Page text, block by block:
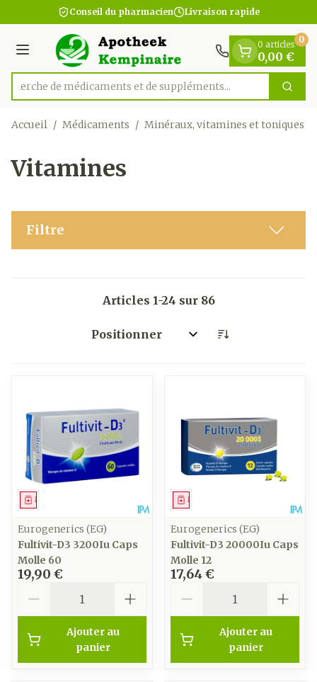
Aller au contenu
1 de 1
Conseil du pharmacien Livraison rapide
Menu
Rechercherde médicaments et de suppléments...
0 articles
0,00 €
0
Accueil / Médicaments / Minéraux, vitamines et toniques
Vitamines
Filtre
Articles 1-24 sur 86
Trier par:
Médicament
Eurogenerics (EG)
Fultivit-D3 3200Iu Caps
Molle 60
19,90 €
Ajouter au
panier
Médicament
Eurogenerics (EG)
Fultivit-D3 20000Iu Caps
Molle 12
17,64 €
Ajouter au
panier